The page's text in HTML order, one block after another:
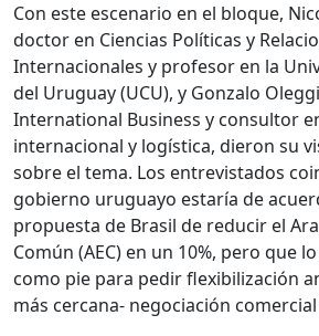
Con este escenario en el bloque,
doctor en Ciencias Políticas y
Internacionales y profesor en la
del Uruguay (UCU), y Gonzalo
International Business y consultor
internacional y logística, dieron su
sobre el tema. Los entrevistados
gobierno uruguayo estaría de
propuesta de Brasil de reducir el
Común (AEC) en un 10%, pero que
como pie para pedir flexibilización
más cercana- negociación